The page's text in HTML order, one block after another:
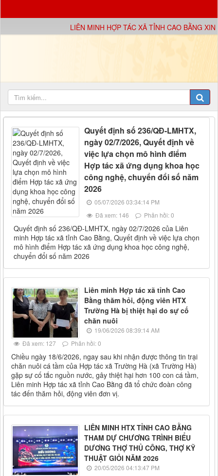
LIÊN MINH HỢP TÁC XÃ TỈNH CAO BẰNG XIN
Quyết định số 236/QĐ-LMHTX,
ngày 02/7/2026, Quyết định về
việc lựa chọn mô hình điểm
Hợp tác xã ứng dụng khoa học
công nghệ, chuyển đổi số năm
2026
05/07/2026 03:34:14 PM
Đã xem: 146
Phản hồi: 0
Quyết định số 236/QĐ-LMHTX, ngày 02/7/2026 của Liên
minh Hợp tác xã tỉnh Cao Bằng, Quyết định về việc lựa chọn
mô hình điểm Hợp tác xã ứng dụng khoa học công nghệ,
chuyển đổi số năm 2026
Liên minh Hợp tác xã tỉnh Cao
Bằng thăm hỏi, động viên HTX
Trường Hà bị thiệt hại do sự cố
chăn nuôi
19/06/2026 08:39:14 AM
Đã xem: 127
Phản hồi: 0
Chiều ngày 18/6/2026, ngay sau khi nhận được thông tin trại
chăn nuôi cá tầm của Hợp tác xã Trường Hà (xã Trường Hà)
gặp sự cố tắc nguồn nước, gây thiệt hại hơn 100 con cá tầm,
Liên minh Hợp tác xã tỉnh Cao Bằng đã tổ chức đoàn công
tác đến thăm hỏi, động viên đơn vị.
LIÊN MINH HTX TỈNH CAO BẰNG
THAM DỰ CHƯƠNG TRÌNH BIỂU
DƯƠNG THỢ THỦ CÔNG, THỢ KỸ
THUẬT GIỎI NĂM 2026
20/05/2026 04:13:47 PM